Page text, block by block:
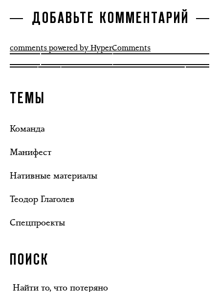
ДОБАВЬТЕ КОММЕНТАРИЙ
comments powered by HyperComments
ТЕМЫ
Команда
Манифест
Нативные материалы
Теодор Глаголев
Спецпроекты
ПОИСК